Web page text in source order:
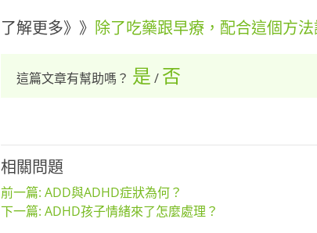
了解更多》》 除了吃藥跟早療，配合這個方
這篇文章有幫助嗎？ 是 / 否
相關問題
前一篇: ADD與ADHD症狀為何？
下一篇: ADHD孩子情緒來了怎麼處理？